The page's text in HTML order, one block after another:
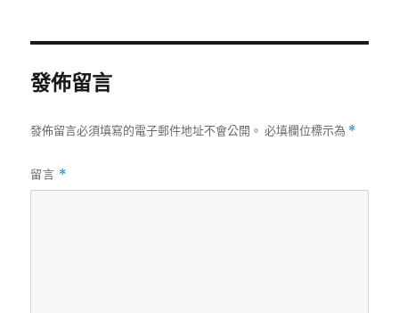
發佈留言
發佈留言必須填寫的電子郵件地址不會公開。 必填欄位標示為 *
留言 *